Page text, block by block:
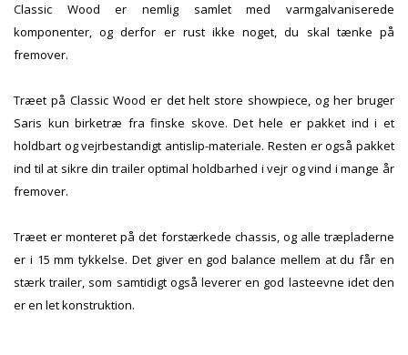
Classic Wood er nemlig samlet med varmgalvaniserede
komponenter, og derfor er rust ikke noget, du skal tænke på
fremover.
Træet på Classic Wood er det helt store showpiece, og her bruger
Saris kun birketræ fra finske skove. Det hele er pakket ind i et
holdbart og vejrbestandigt antislip-materiale. Resten er også pakket
ind til at sikre din trailer optimal holdbarhed i vejr og vind i mange år
fremover.
Træet er monteret på det forstærkede chassis, og alle træpladerne
er i 15 mm tykkelse. Det giver en god balance mellem at du får en
stærk trailer, som samtidigt også leverer en god lasteevne idet den
er en let konstruktion.